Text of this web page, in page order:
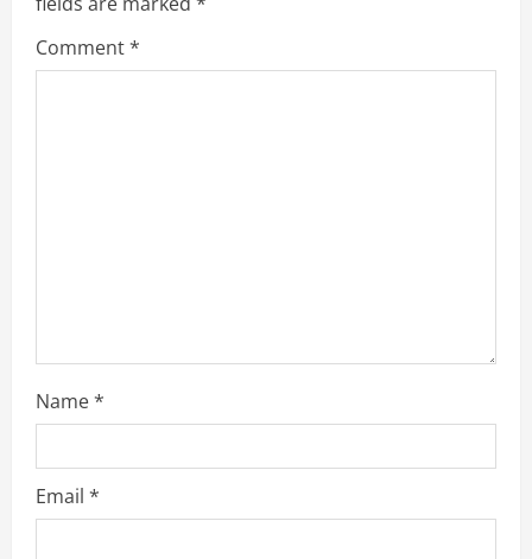
e
Comment*
Name*
Email *